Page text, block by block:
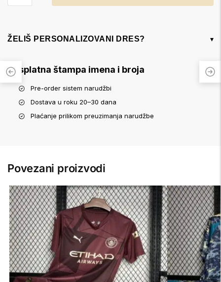
ŽELIŠ PERSONALIZOVANI DRES? ▾
Besplatna štampa imena i broja
Pre-order sistem narudžbi
Dostava u roku 20–30 dana
Plaćanje prilikom preuzimanja narudžbe
Povezani proizvodi